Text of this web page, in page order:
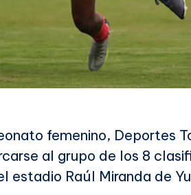
femenino, Deportes
al grupo de los 8
estadio Raúl Miranda de